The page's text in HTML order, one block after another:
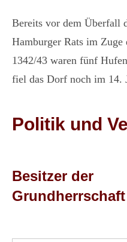
Bereits vor dem Überfall
Hamburger Rats im
1342/43 waren fünf
fiel das Dorf noch im 14.
Politik und
Besitzer der